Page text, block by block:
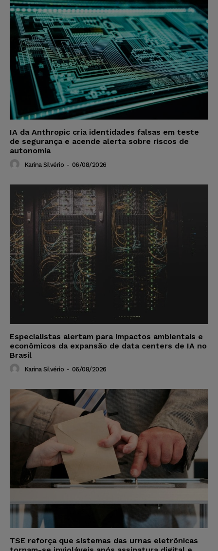
IA da Anthropic cria identidades falsas em teste
de segurança e acende alerta sobre riscos de
autonomia
Karina Silvério - 06/08/2026
Especialistas alertam para impactos ambientais e
econômicos da expansão de data centers de IA no
Brasil
Karina Silvério - 06/08/2026
TSE reforça que sistemas das urnas eletrônicas